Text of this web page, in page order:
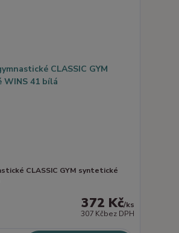
CLASSIC GYM syntetické
372 Kč/ks
307 Kčbez DPH